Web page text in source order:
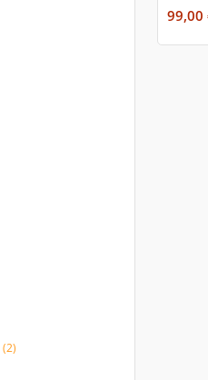
(2)
99,00